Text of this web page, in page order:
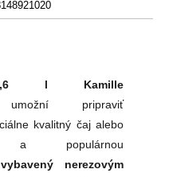
l Kamille
umožní pripraviť
kvalitný čaj alebo
a populárnou
nerezovým